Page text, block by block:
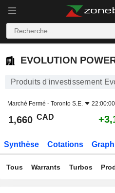
EVOLUTION POWERX
EVOLUTION
Produits d'investissement
Marché Fermé - Toronto S.E.
1,660 CAD
Synthèse Cotations
Tous Warrants Turbos